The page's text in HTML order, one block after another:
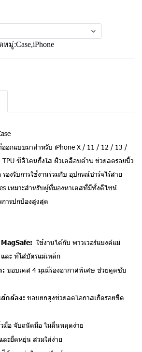
หมู่:Case,iPhone
อกแบบมาสำหรับ iPhone X / 11 / 12 / 13 /
ซิลิโคนกึ่งใส ผิวเคลือบด้าน ช่วยลดรอยนิ้ว
งรับการใช้งานร่วมกับ อุปกรณ์ชาร์จไร้สาย
เหมาะสำหรับผู้ที่มองหาเคสที่มีทั้งดีไซน์
ารปกป้องสูงสุด
ใช้งานได้กับ พาวเวอร์แบงค์แม่
ละ ที่ใส่บัตรแม่เหล็ก
: ขอบเคส 4 มุมมีร่องอากาศพิเศษ ช่วยดูดซับ
กล้อง: ขอบยกสูงช่วยลดโอกาสเกิดรอยขีด
มือ จับถนัดมือ ไม่ลื่นหลุดง่าย
ะยืดหยุ่น สวมใส่ง่าย